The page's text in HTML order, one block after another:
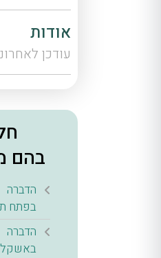
אודות
עודכן לאחרונה: 30/04/2026,
בהם
הדברה
בפתח
הדברה